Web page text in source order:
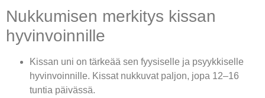
Nukkumisen merkitys kissan
hyvinvoinnille
Kissan uni on tärkeää sen fyysiselle ja psyykkiselle
hyvinvoinnille. Kissat nukkuvat paljon, jopa 12–16
tuntia päivässä.